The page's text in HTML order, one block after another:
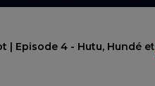
| Episode 4 - Hutu, Hundé et